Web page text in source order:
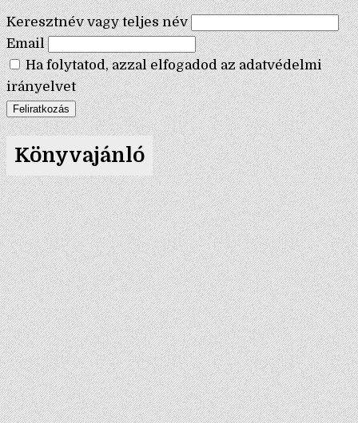
Keresztnév vagy teljes név
Email
Ha folytatod, azzal elfogadod az adatvédelmi
irányelvet
Könyvajánló